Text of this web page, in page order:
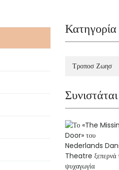
Κατηγορία
Τροποσ Ζωησ
Συνιστάται